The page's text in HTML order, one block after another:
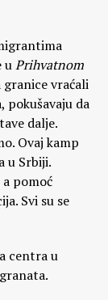
uPrihvatnom
granice vraćali
pokušavaju da
dalje.
Ovaj kamp
u Srbiji.
pomoć
Svi su se
centra u